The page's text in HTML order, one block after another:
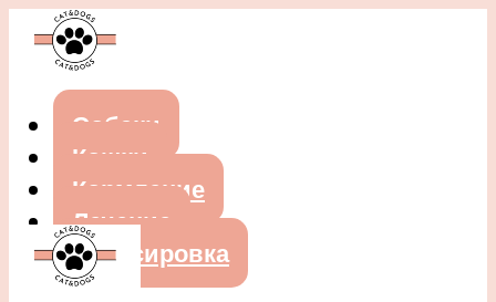
Собаки
Кошки
Кормление
Лечение
Дрессировка